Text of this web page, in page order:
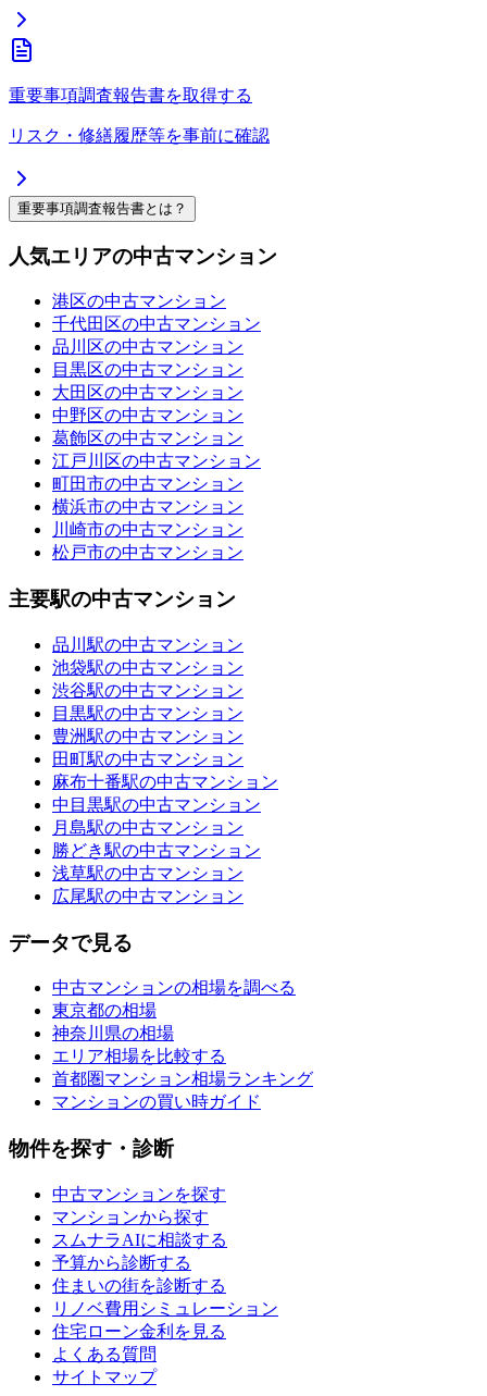
重要事項調査報告書を取得する
リスク・修繕履歴等を事前に確認
重要事項調査報告書とは？
人気エリアの中古マンション
港区の中古マンション
千代田区の中古マンション
品川区の中古マンション
目黒区の中古マンション
大田区の中古マンション
中野区の中古マンション
葛飾区の中古マンション
江戸川区の中古マンション
町田市の中古マンション
横浜市の中古マンション
川崎市の中古マンション
松戸市の中古マンション
主要駅の中古マンション
品川駅の中古マンション
池袋駅の中古マンション
渋谷駅の中古マンション
目黒駅の中古マンション
豊洲駅の中古マンション
田町駅の中古マンション
麻布十番駅の中古マンション
中目黒駅の中古マンション
月島駅の中古マンション
勝どき駅の中古マンション
浅草駅の中古マンション
広尾駅の中古マンション
データで見る
中古マンションの相場を調べる
東京都の相場
神奈川県の相場
エリア相場を比較する
首都圏マンション相場ランキング
マンションの買い時ガイド
物件を探す・診断
中古マンションを探す
マンションから探す
スムナラAIに相談する
予算から診断する
住まいの街を診断する
リノベ費用シミュレーション
住宅ローン金利を見る
よくある質問
サイトマップ